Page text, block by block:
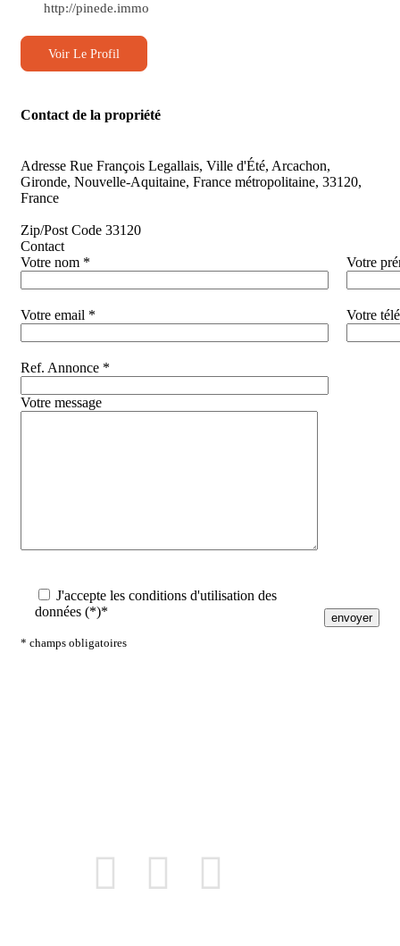
http://pinede.immo
Voir Le Profil
Contact de la propriété
Adresse Rue François Legallais, Ville d'Été, Arcachon,
Gironde, Nouvelle-Aquitaine, France métropolitaine, 33120,
France
Zip/Post Code 33120
Contact
Votre nom *
Votre
Votre email * Votre
Ref. Annonce *
Votre message
J'accepte les conditions d'utilisation des
données (*)*
* champs obligatoires